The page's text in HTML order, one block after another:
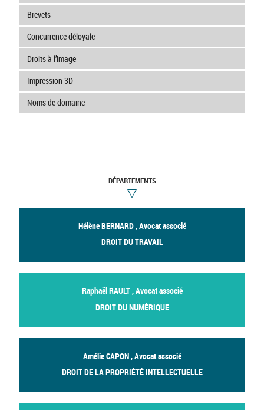
Brevets
Concurrence déloyale
Droits à l’image
Impression 3D
Noms de domaine
DÉPARTEMENTS
Hélène BERNARD , Avocat associé
DROIT DU TRAVAIL
Raphaël RAULT , Avocat associé
DROIT DU NUMÉRIQUE
Amélie CAPON , Avocat associé
DROIT DE LA PROPRIÉTÉ INTELLECTUELLE